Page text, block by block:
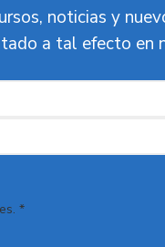
noticias y
a tal efecto en
*